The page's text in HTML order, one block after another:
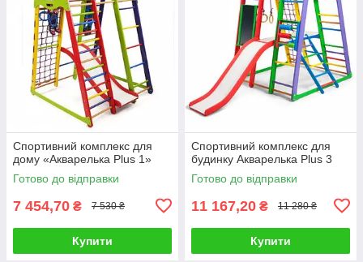
Спортивний комплекс для
дому «Акварелька Plus 1»
Готово до відправки
7 454,70 ₴ 7 530 ₴
Купити
Спортивний комплекс для
будинку Акварелька Plus 3
Готово до відправки
11 167,20 ₴ 11 280 ₴
Купити